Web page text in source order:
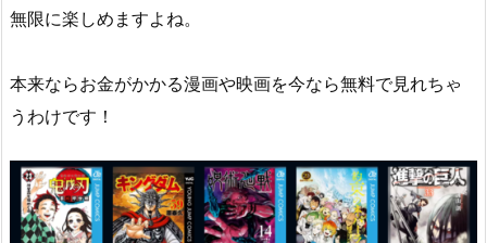
無限に楽しめますよね。
本来ならお金がかかる漫画や映画を今なら無料で見れちゃ
うわけです！